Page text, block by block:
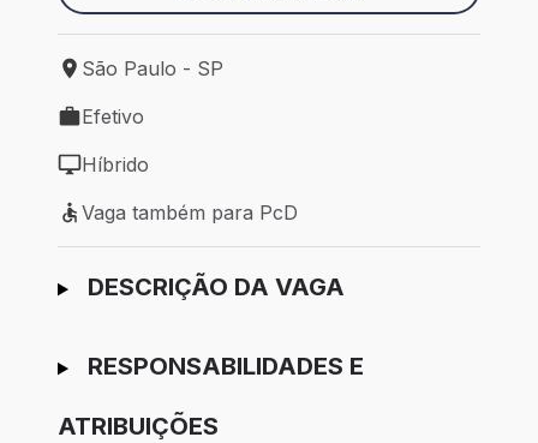
Local de trabalho: São Paulo - SP
São Paulo - SP
Tipo de vaga: Efetivo
Efetivo
Modelo de trabalho: Híbrido
Híbrido
Vaga também para PcD
Vaga também para PcD
Ir para candidatura
DESCRIÇÃO DA VAGA
RESPONSABILIDADES E
ATRIBUIÇÕES